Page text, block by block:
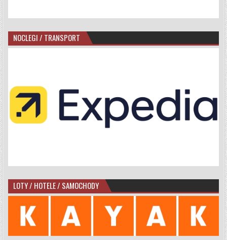
NOCLEGI / TRANSPORT
LOTY / HOTELE / SAMOCHODY